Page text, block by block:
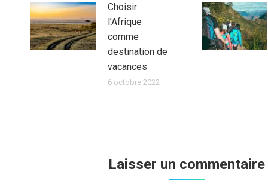
Choisir
l’Afrique
comme
destination de
vacances
6 octobre 2022
Laisser un commentaire